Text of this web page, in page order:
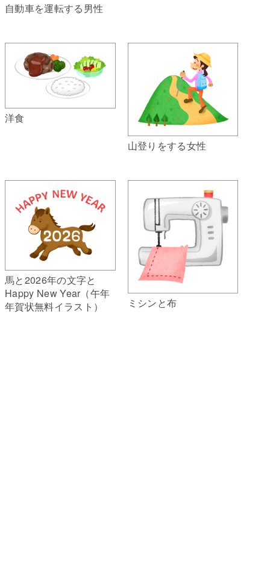
自動車を運転する男性
洋食
山登りをする女性
馬と2026年の文字と
Happy New Year（午年
年賀状無料イラスト）
ミシンと布